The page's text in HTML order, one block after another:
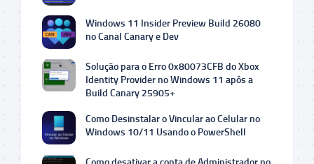
Windows 11 Insider Preview Build 26080
no Canal Canary e Dev
Solução para o Erro 0x80073CFB do Xbox
Identity Provider no Windows 11 após a
Build Canary 25905+
Como Desinstalar o Vincular ao Celular no
Windows 10/11 Usando o PowerShell